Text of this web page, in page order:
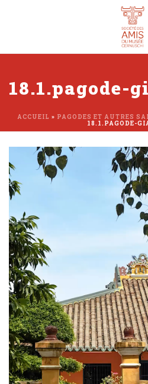
18.1.pagode-
ACCUEIL » PAGODES ET AUTRES
18.1.PAGODE-